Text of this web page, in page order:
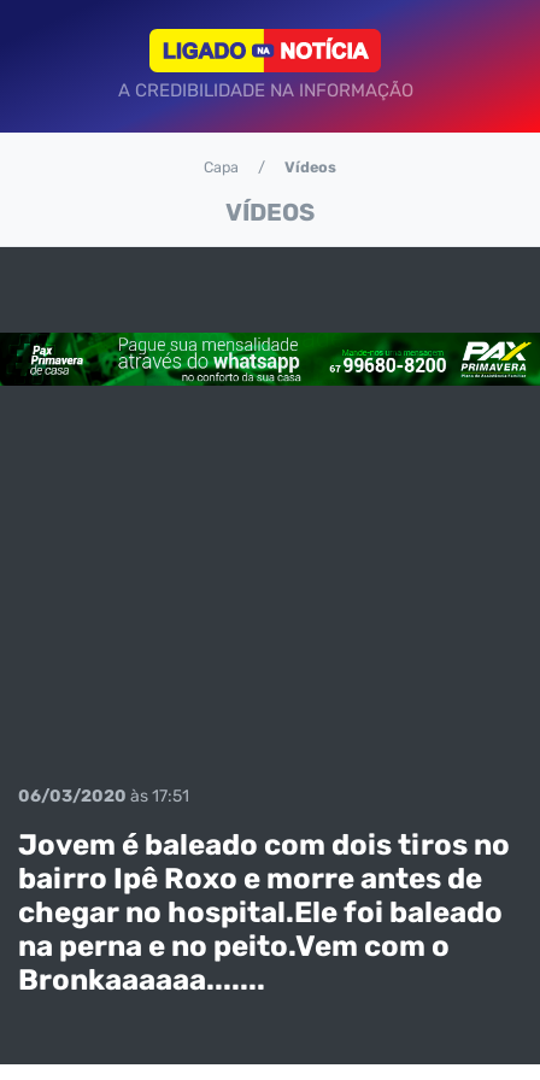
A CREDIBILIDADE NA INFORMAÇÃO
VÍDEOS
Capa Vídeos
06/03/2020 às 17:51
Jovem é baleado com dois tiros no
bairro Ipê Roxo e morre antes de
chegar no hospital.Ele foi baleado
na perna e no peito.Vem com o
Bronkaaaaaa.......